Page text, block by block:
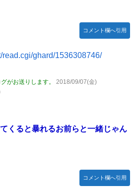
ったより発売早い…もう半年後か！
庭、100時間遊べてストーリーも面白
達が雑談してるだけ【モバマス】
って思ったら相手鴨神やんけ
の部隊長になりました 第42話
画像が発掘されると良い気がしない奴
コメント欄へ引用
read.cgi/ghard/1536308746/
がお送りします。
2018/09/07(金)
くると暴れるお前らと一緒じゃん
コメント欄へ引用